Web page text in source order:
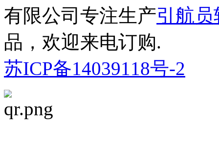
有限公司专注生产引航员
品，欢迎来电订购.
苏ICP备14039118号-2